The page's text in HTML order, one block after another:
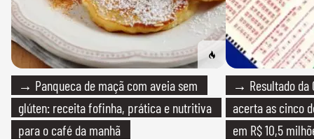
→ Panqueca de maçã com aveia sem
glúten: receita fofinha, prática e nutritiva
para o café da manhã
→ Resultado da
acerta as cinco
em R$ 10,5